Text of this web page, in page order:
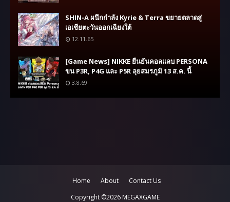
SHIN-A ผนึกกำลัง Kyrie & Terra ขยายตลาดสู่
เอเชียตะวันออกเฉียงใต้
12.11.65
[Game News] NIKKE ยืนยันคอลแลบ PERSONA
ขน P3R, P4G และ P5R ลุยสมรภูมิ 13 ส.ค. นี้
3.8.69
Home About
Contact Us
Copyright ©2026 MEGAXGAME